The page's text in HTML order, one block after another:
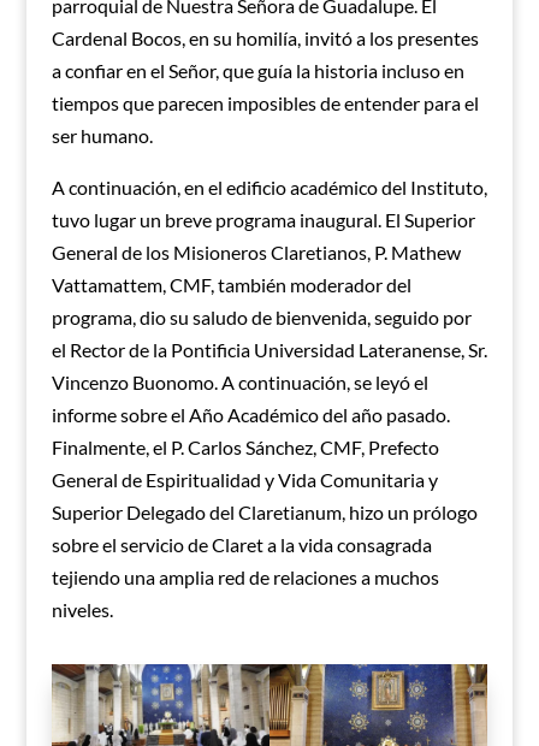
parroquial de Nuestra Señora de Guadalupe. El
Cardenal Bocos, en su homilía, invitó a los presentes
a confiar en el Señor, que guía la historia incluso en
tiempos que parecen imposibles de entender para el
ser humano.
A continuación, en el edificio académico del Instituto,
tuvo lugar un breve programa inaugural. El Superior
General de los Misioneros Claretianos, P. Mathew
Vattamattem, CMF, también moderador del
programa, dio su saludo de bienvenida, seguido por
el Rector de la Pontificia Universidad Lateranense, Sr.
Vincenzo Buonomo. A continuación, se leyó el
informe sobre el Año Académico del año pasado.
Finalmente, el P. Carlos Sánchez, CMF, Prefecto
General de Espiritualidad y Vida Comunitaria y
Superior Delegado del Claretianum, hizo un prólogo
sobre el servicio de Claret a la vida consagrada
tejiendo una amplia red de relaciones a muchos
niveles.